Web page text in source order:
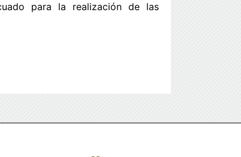
para la realización de las